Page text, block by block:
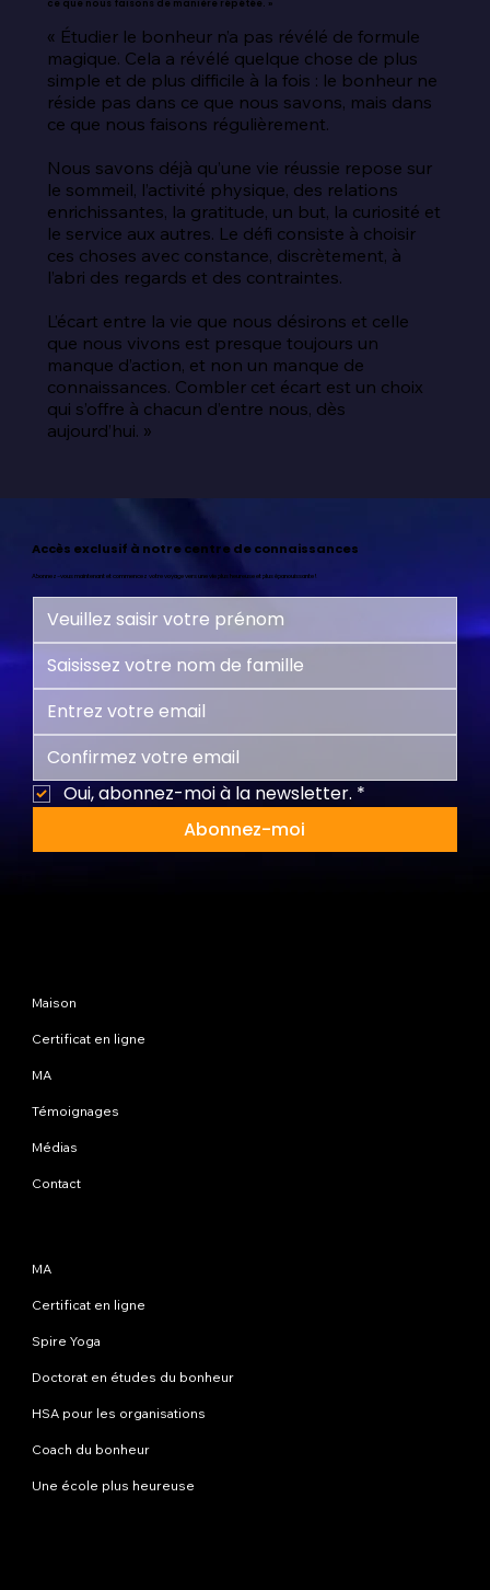
ce que nous faisons de manière répétée. »
« Étudier le bonheur n’a pas révélé de formule
magique. Cela a révélé quelque chose de plus
simple et de plus difficile à la fois : le bonheur ne
réside pas dans ce que nous savons, mais dans
ce que nous faisons régulièrement.
Nous savons déjà qu’une vie réussie repose sur
le sommeil, l’activité physique, des relations
enrichissantes, la gratitude, un but, la curiosité et
le service aux autres. Le défi consiste à choisir
ces choses avec constance, discrètement, à
l’abri des regards et des contraintes.
L’écart entre la vie que nous désirons et celle
que nous vivons est presque toujours un
manque d’action, et non un manque de
connaissances. Combler cet écart est un choix
qui s’offre à chacun d’entre nous, dès
aujourd’hui. »
Accès exclusif à notre centre de connaissances
Abonnez-vous maintenant et commencez votre voyage vers une vie plus heureuse et plus épanouissante !
Oui, abonnez-moi à la newsletter. *
Abonnez-moi
Maison
Certificat en ligne
MA
Témoignages
Médias
Contact
MA
Certificat en ligne
Spire Yoga
Doctorat en études du bonheur
HSA pour les organisations
Coach du bonheur
Une école plus heureuse